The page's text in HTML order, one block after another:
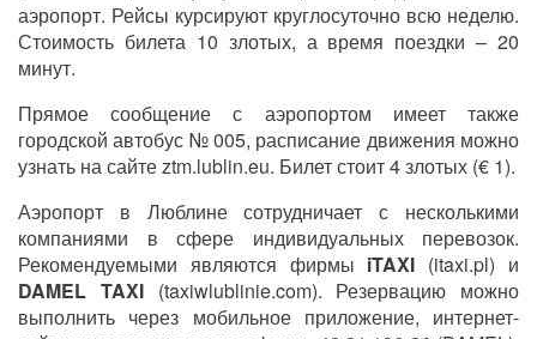
аэропорт. Рейсы курсируют круглосуточно всю неделю.
Стоимость билета 10 злотых, а время поездки – 20
минут.
Прямое сообщение с аэропортом имеет также
городской автобус № 005, расписание движения можно
узнать на сайте ztm.lublin.eu. Билет стоит 4 злотых (€ 1).
Аэропорт в Люблине сотрудничает с несколькими
компаниями в сфере индивидуальных перевозок.
Рекомендуемыми являются фирмы iTAXI (itaxi.pl) и
DAMEL TAXI(taxiwlublinie.com). Резервацию можно
выполнить через мобильное приложение, интернет-